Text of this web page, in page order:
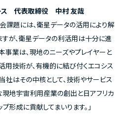
ス 代表取締役 中村 友哉
課題には、衛星データの活用により解
が、衛星データの利活用は十分に進
事業は、現地のニーズやプレイヤーと
用技術が、有機的に結び付くエコシス
社はその中核として、技術やサービス
現地宇宙利用産業の創出と日アフリカ
形成に貢献してまいります。」